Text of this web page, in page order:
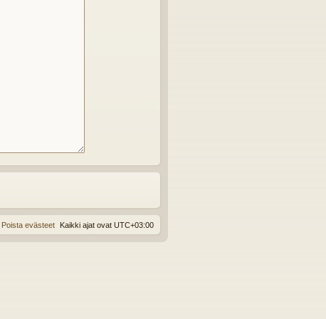
Kaikki ajat ovat UTC+03:00
Poista evästeet